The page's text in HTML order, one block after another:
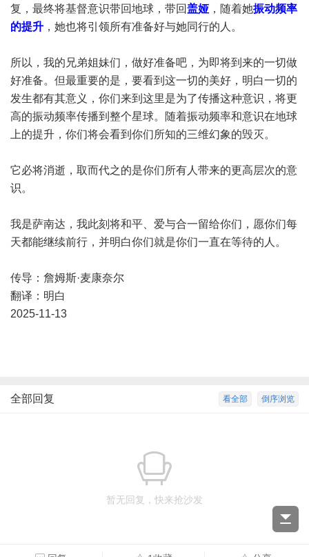
复，最终将基督意识带回地球，带回盖娅 ，随着她振动频率
的提升 ，她也将引领所有准备好与她同行的人。
所以，我的兄弟姐妹们，做好准备吧，为即将到来的一切做
好准备。但最重要的是，要看到这一切的美好，明白一切的
发生都有其意义，你们来到这里是为了传播这种意识，将更
高的振动频率传播到整个星球。随着振动频率和意识在地球
上的提升，你们将会看到你们所知的三维幻象的毁灭。
它必将消逝，取而代之的是你们所有人带来的更高层次的意
识。
我是萨南达，我此刻将和平、爱与合一留给你们，愿你们每
天都能继续前行，并明白你们就是你们一直在等待的人。
传导：詹姆斯·麦康奈尔
翻译：明白
2025-11-13
倒序浏览
看全部
全部回复
暂无回复，快来抢沙发